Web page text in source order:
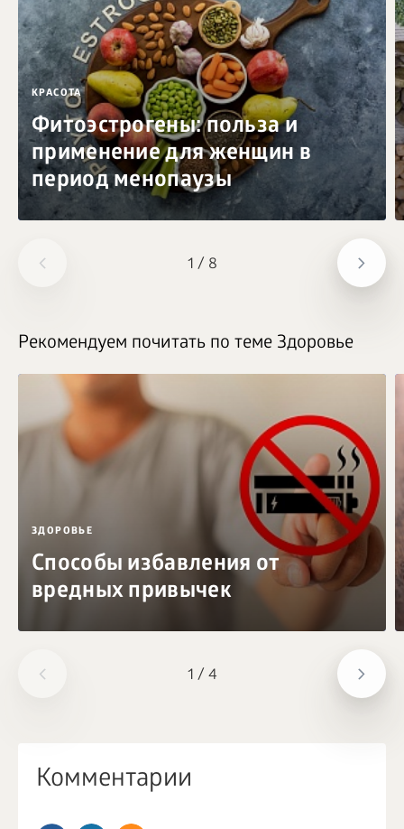
1 / 8
КРАСОТА
Фитоэстрогены: польза и
применение для женщин в
период менопаузы
1 / 4
Рекомендуем почитать по теме Здоровье
ЗДОРОВЬЕ
Способы избавления от
вредных привычек
Комментарии